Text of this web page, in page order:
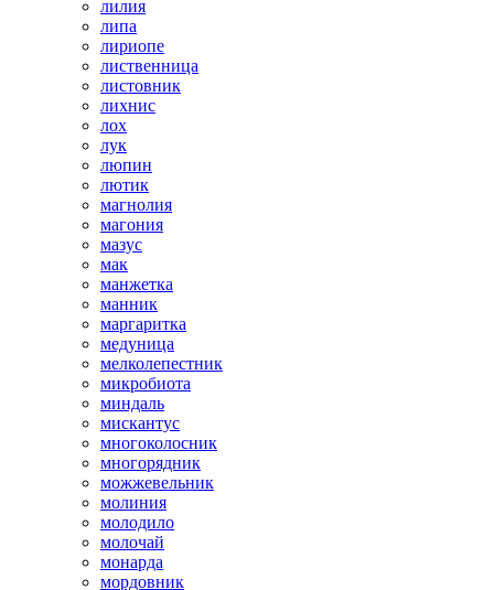
лилия
липа
лириопе
лиственница
листовник
лихнис
лох
лук
люпин
лютик
магнолия
магония
мазус
мак
манжетка
манник
маргаритка
медуница
мелколепестник
микробиота
миндаль
мискантус
многоколосник
многорядник
можжевельник
молиния
молодило
молочай
монарда
мордовник